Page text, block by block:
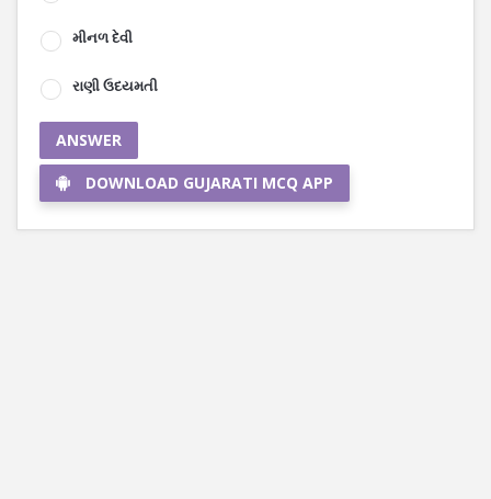
મીનળ દેવી
રાણી ઉદયમતી
ANSWER
DOWNLOAD GUJARATI MCQ APP